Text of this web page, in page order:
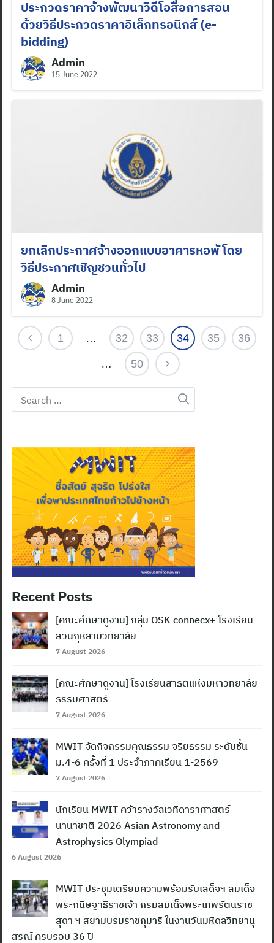
ประกวดราคาจ้างพัฒนาวิดีโอสื่อการสอน
ด้วยวิธีประกวดราคาอิเล็กทรอนิกส์ (e-
bidding)
Admin
15 June 2022
ยกเลิกประกาศจ้างออกแบบอาคารหอพั โดย
วิธีประกาศเชิญชวนทั่วไป
Admin
8 June 2022
1 … 32 33 34 35 36
… 50
Search
for:
Recent Posts
[คณะศึกษาดูงาน] กลุ่ม OSK connecx+ โรงเรียน
สวนกุหลาบวิทยาลัย
7 August 2026
[คณะศึกษาดูงาน] โรงเรียนสาธิตแห่งมหาวิทยาลัย
ธรรมศาสตร์
7 August 2026
MWIT จัดกิจกรรมคุณธรรม จริยธรรม ระดับชั้น
ม.4-6 ครั้งที่ 1 ประจำภาคเรียน 1-2569
7 August 2026
นักเรียน MWIT คว้ารางวัลเวทีดาราศาสตร์
นานาชาติ 2026 Asian Astronomy and
Astrophysics Olympiad
6 August 2026
MWIT ประชุมเตรียมความพร้อมรับเสด็จฯ สมเด็จ
พระกนิษฐาธิราชเจ้า กรมสมเด็จพระเทพรัตนราช
สุดา ฯ สยามบรมราชกุมารี ในงานวันมหิดลวิทยานุ
สรณ์ ครบรอบ 36 ปี